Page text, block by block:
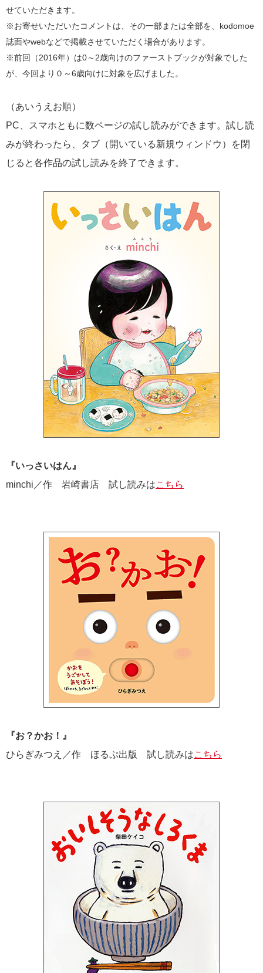
せていただきます。
※お寄せいただいたコメントは、その一部または全部を、kodomoe
誌面やwebなどで掲載させていただく場合があります。
※前回（2016年）は0～2歳向けのファーストブックが対象でした
が、今回より０～6歳向けに対象を広げました。
（あいうえお順）
PC、スマホともに数ページの試し読みができます。試し読
みが終わったら、タブ（開いている新規ウィンドウ）を閉
じると各作品の試し読みを終了できます。
『いっさいはん』
minchi／作 岩崎書店 試し読みはこちら
『お？かお！』
ひらぎみつえ／作 ほるぷ出版 試し読みはこちら